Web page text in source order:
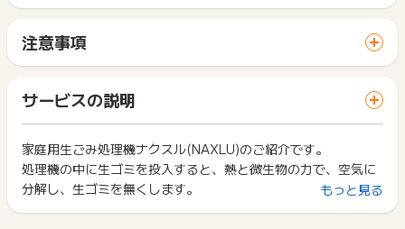
お問い合わせをした場合、ポイント獲得対象外となる場合がご
ざいます。
サイトに移動してからお申し込みやお買い物が完了するまでの
間に、同じブラウザ（※）で他のサイトに移動した場合はポイン
ト獲得ができません。
「 ショッピングでポイントGET 」ボタンを押した時とサービ
ス・お買い物利用時で、デバイス・ブラウザが異なる場合はポ
イント獲得ができません。
2回以上同じお買い物・サービスをご利用される場合は、毎回
ポイントタウンに戻り、「 ショッピングでポイントGET 」ボ
タンを押してからご利用ください。
下記の事項に該当する場合、広告主側で対象外とみなし、「獲
注意事項
一部のサービスにつきましては、1商品につき10円単位の金額
は切り捨てとなります。
ポイント獲得が1ポイント未満のものは切り捨てとなり、ポイ
ント履歴には記載されません。
原則として広告主側のポイント等を利用して支払われた金額分
につきましては、ポイントタウンのポイント獲得の対象には含
まれません。
広告主が運営しているサービスの都合もしくは会員様の都合で
サービスの説明
家庭用生ごみ処理機ナクスル(NAXLU)のご紹介です。
処理機の中に生ゴミを投入すると、熱と微生物の力で、空気に
分解し、生ゴミを無くします。
もっと見る